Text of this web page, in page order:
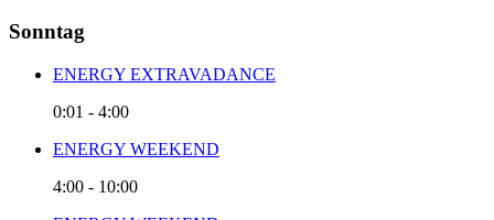
Sonntag
ENERGY EXTRAVADANCE
0:01 - 4:00
ENERGY WEEKEND
4:00 - 10:00